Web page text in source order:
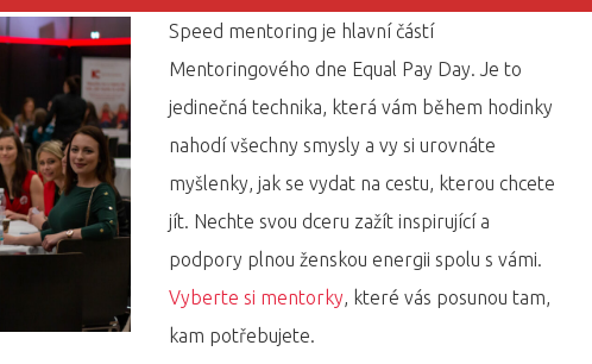
Speed mentoring je hlavní částí
Mentoringového dne Equal Pay Day. Je to
jedinečná technika, která vám během hodinky
nahodí všechny smysly a vy si urovnáte
myšlenky, jak se vydat na cestu, kterou chcete
jít. Nechte svou dceru zažít inspirující a
podpory plnou ženskou energii spolu s vámi.
Vyberte si mentorky, které vás posunou tam,
kam potřebujete.